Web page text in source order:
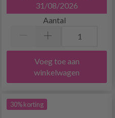
31/08/2026
Aantal
Voeg toe aan
winkelwagen
30% korting